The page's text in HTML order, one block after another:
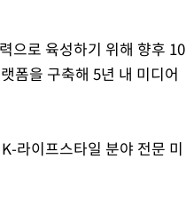
으로 육성하기 위해 향후 10
폼을 구축해 5년 내 미디어
라이프스타일 분야 전문 미